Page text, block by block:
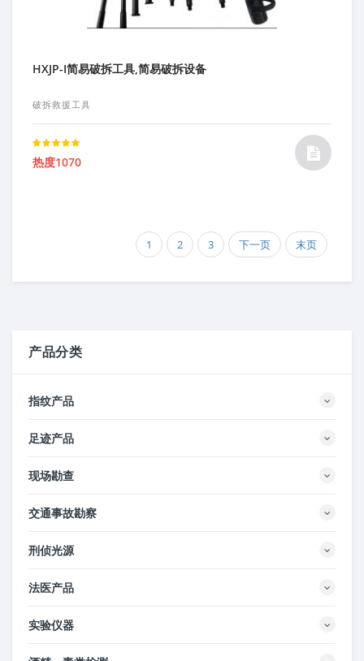
HXJP-I简易破拆工具,简易破拆设备
破拆救援工具
Rated
5.00out of 5
热度1070
1 2 3 下一页 末页
产品分类
指纹产品
足迹产品
现场勘查
交通事故勘察
刑侦光源
法医产品
实验仪器